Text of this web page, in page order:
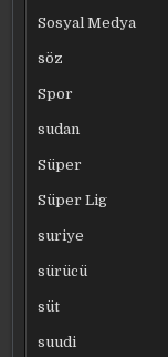
Sosyal Medya
söz
Spor
sudan
Süper
Süper Lig
suriye
sürücü
süt
suudi